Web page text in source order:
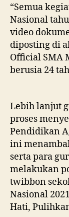
“Semua
Nasional
video
diposting di
Official SMA
berusia 24
Lebih lanjut
proses
Pendidikan
ini
serta para
melakukan
twibbon
Nasional
Hati,